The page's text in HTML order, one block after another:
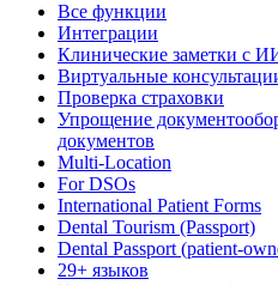
Все функции
Интеграции
Клинические заметки с
Виртуальные
Проверка страховки
Упрощение
документов
Multi-Location
For DSOs
International Patient Forms
Dental Tourism (Passport)
Dental Passport (patient-
29+ языков